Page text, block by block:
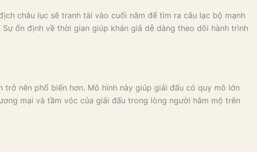
châu lục sẽ tranh tài vào cuối năm để tìm ra câu lạc bộ mạnh
ổn định về thời gian giúp khán giả dễ dàng theo dõi hành trình
nên phổ biến hơn. Mô hình này giúp giải đấu có quy mô lớn
mại và tầm vóc của giải đấu trong lòng người hâm mộ trên